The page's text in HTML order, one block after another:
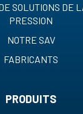
SOLUTIONS DE
PRESSION
NOTRE SAV
FABRICANTS
PRODUITS